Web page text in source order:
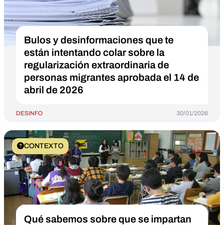
Bulos y desinformaciones que te
están intentando colar sobre la
regularización extraordinaria de
personas migrantes aprobada el 14 de
abril de 2026
DESINFO 30/01/2026
CONTEXTO
Qué sabemos sobre que se impartan